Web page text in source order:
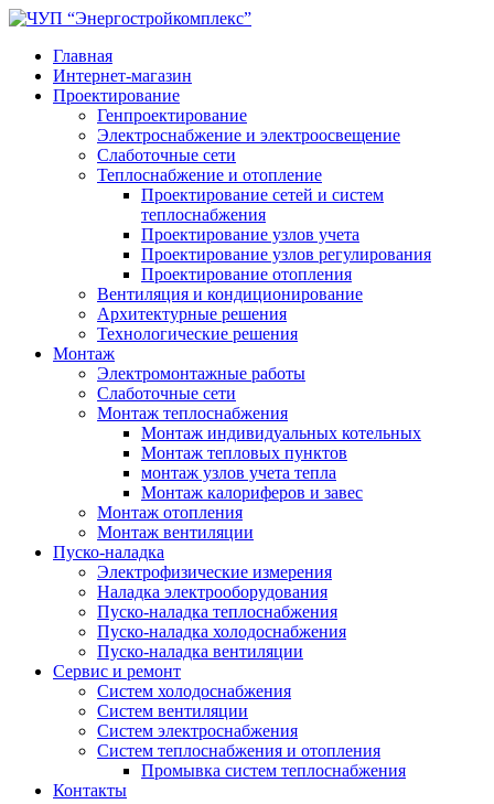
Главная
Интернет-магазин
Проектирование
Генпроектирование
Электроснабжение и электроосвещение
Слаботочные сети
Теплоснабжение и отопление
Проектирование сетей и систем
теплоснабжения
Проектирование узлов учета
Проектирование узлов регулирования
Проектирование отопления
Вентиляция и кондиционирование
Архитектурные решения
Технологические решения
Монтаж
Электромонтажные работы
Слаботочные сети
Монтаж теплоснабжения
Монтаж индивидуальных котельных
Монтаж тепловых пунктов
монтаж узлов учета тепла
Монтаж калориферов и завес
Монтаж отопления
Монтаж вентиляции
Пуско-наладка
Электрофизические измерения
Наладка электрооборудования
Пуско-наладка теплоснабжения
Пуско-наладка холодоснабжения
Пуско-наладка вентиляции
Сервис и ремонт
Систем холодоснабжения
Систем вентиляции
Систем электроснабжения
Систем теплоснабжения и отопления
Промывка систем теплоснабжения
Контакты